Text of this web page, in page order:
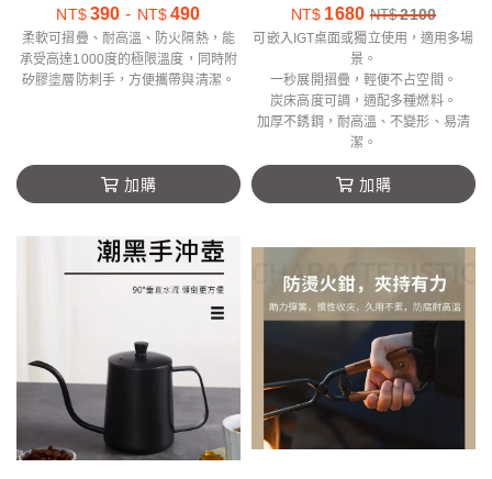
NT$390 - NT$490
柔軟可摺疊、耐高溫、防火隔熱，能
承受高達1000度的極限溫度，同時附
矽膠塗層防刺手，方便攜帶與清潔。
加購
NT$ 1680 NT$ 2100
可嵌入IGT桌面或獨立使用，適用多場
景。
一秒展開摺疊，輕便不占空間。
炭床高度可調，適配多種燃料。
加厚不銹鋼，耐高溫、不變形、易清
潔。
加購